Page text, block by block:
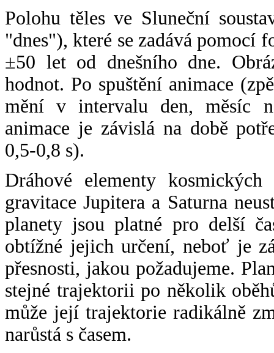
Polohu těles ve Sluneční
"dnes"), které se zadává pomocí
±50 let od dnešního dne.
hodnot. Po spuštění animace
mění v intervalu den, měsíc
animace je závislá na době
0,5-0,8 s).
Dráhové elementy
gravitace Jupitera a Saturna
planety jsou platné pro delší
obtížné jejich určení, neboť je
přesnosti, jakou požadujeme.
stejné trajektorii po několik
může její trajektorie radikálně
narůstá s časem.